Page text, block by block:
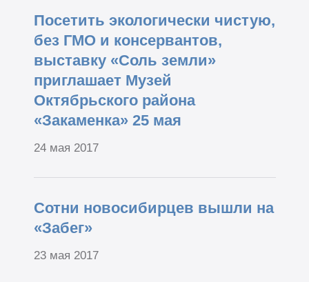
Посетить экологически чистую,
без ГМО и консервантов,
выставку «Соль земли»
приглашает Музей
Октябрьского района
«Закаменка» 25 мая
24 мая 2017
Сотни новосибирцев вышли на
«Забег»
23 мая 2017